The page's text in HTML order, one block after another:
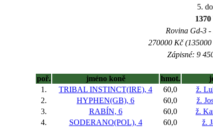
5.
Rovina Gd-3 -
270000 Kč
Zápisné: 9
poř.
jméno koně hmot.
1.
TRIBAL INSTINCT(IRE), 4 60,0 ž.
2.
HYPHEN(GB), 6 60,0 ž.
3.
RABÍN, 6 60,0 ž.
4.
SODERANO(POL), 4 60,0 ž.